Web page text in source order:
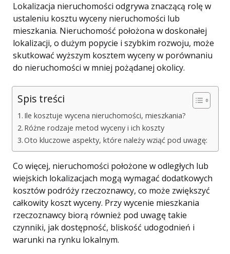
Lokalizacja nieruchomości odgrywa znaczącą rolę w
ustaleniu kosztu wyceny nieruchomości lub
mieszkania. Nieruchomość położona w doskonałej
lokalizacji, o dużym popycie i szybkim rozwoju, może
skutkować wyższym kosztem wyceny w porównaniu
do nieruchomości w mniej pożądanej okolicy.
Spis treści
Ile kosztuje wycena nieruchomości, mieszkania?
Różne rodzaje metod wyceny i ich koszty
Oto kluczowe aspekty, które należy wziąć pod uwagę:
Co więcej, nieruchomości położone w odległych lub
wiejskich lokalizacjach mogą wymagać dodatkowych
kosztów podróży rzeczoznawcy, co może zwiększyć
całkowity koszt wyceny. Przy wycenie mieszkania
rzeczoznawcy biorą również pod uwagę takie
czynniki, jak dostępność, bliskość udogodnień i
warunki na rynku lokalnym.